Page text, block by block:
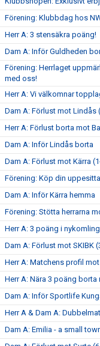
Förening: Klubbdag hos
Herr A: 3 stensäkra poäng!
Dam A: Inför Guldheden
Förening: Herrlaget
med oss!
Herr A: Vi välkomnar
Dam A: Förlust mot Lindås
Herr A: Förlust borta mot
Dam A: Inför Lindås borta
Dam A: Förlust mot Kärra
Förening: Köp din
Dam A: Inför Kärra hemma
Förening: Stötta herrarna
Herr A: 3 poäng i
Dam A: Förlust mot SKIBK
Herr A: Matchens profil
Herr A: Nära 3 poäng borta
Dam A: Inför Sportlife
Herr A & Dam A:
Dam A: Emilia - a small